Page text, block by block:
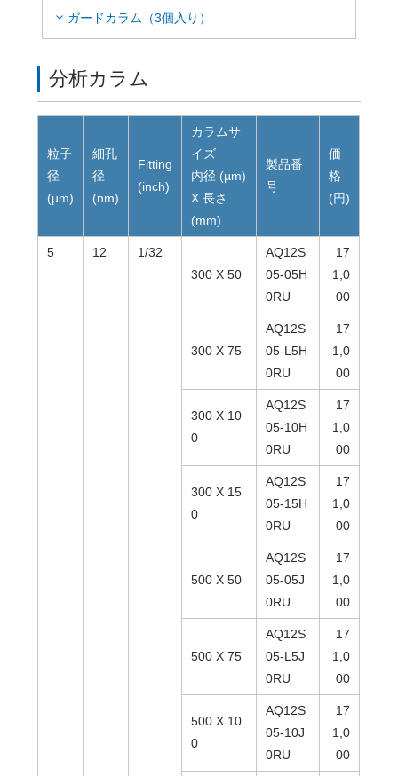
ガードカラム（3個入り）
分析カラム
粒子
径
(µm)
細孔
径
(nm)
Fitting
(inch)
カラムサ
イズ
内径 (µm)
X 長さ
(mm)
製品番
号
価
格
(円)
5 12
1/32
300 X 50
AQ12S
05-05H
0RU
17
1,0
00
300 X 75
AQ12S
05-L5H
0RU
17
1,0
00
300 X 10
0
AQ12S
05-10H
0RU
17
1,0
00
300 X 15
0
AQ12S
05-15H
0RU
17
1,0
00
500 X 50
AQ12S
05-05J
0RU
17
1,0
00
500 X 75
AQ12S
05-L5J
0RU
17
1,0
00
500 X 10
0
AQ12S
05-10J
0RU
17
1,0
00